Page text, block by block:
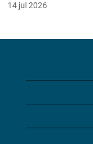
14 jul 2026